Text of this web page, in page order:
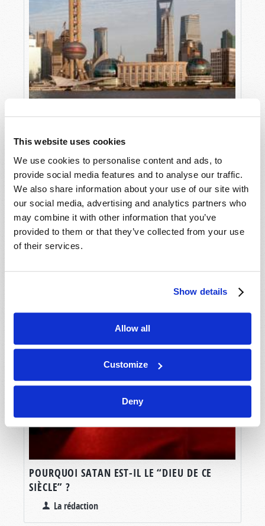
This website uses cookies
We use cookies to personalise content and ads, to
provide social media features and to analyse our traffic.
We also share information about your use of our site with
our social media, advertising and analytics partners who
may combine it with other information that you’ve
provided to them or that they’ve collected from your use
of their services.
Show details
Allow all
Customize
Deny
Roderick Meredith (1930-2017)
POURQUOI SATAN EST-IL LE “DIEU DE CE
SIÈCLE” ?
La rédaction